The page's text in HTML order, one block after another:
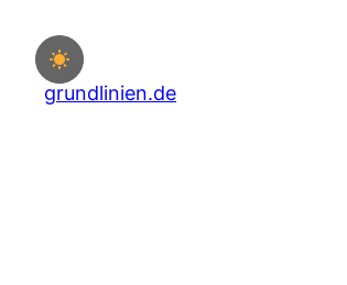
Inhalt
springen
grundlinien.de